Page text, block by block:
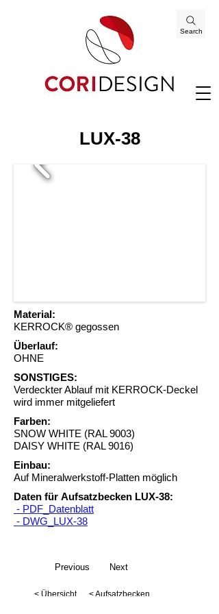
Search
LUX-38
Material:
KERROCK® gegossen
Überlauf:
OHNE
SONSTIGES:
Verdeckter Ablauf mit KERROCK-Deckel
wird immer mitgeliefert
Farben:
SNOW WHITE (RAL 9003)
DAISY WHITE (RAL 9016)
Einbau:
Auf Mineralwerkstoff-Platten möglich
Daten für Aufsatzbecken LUX-38:
- PDF_Datenblatt
- DWG_LUX-38
< Übersicht < Aufsatzbecken
Previous Next